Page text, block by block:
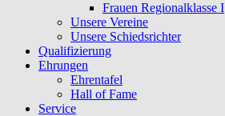
Frauen Regionalklasse I
Unsere Vereine
Unsere Schiedsrichter
Qualifizierung
Ehrungen
Ehrentafel
Hall of Fame
Service